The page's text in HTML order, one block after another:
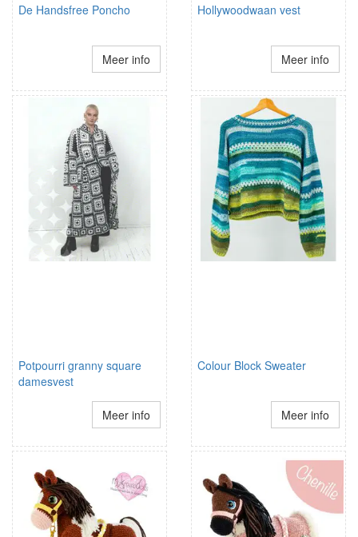
De Handsfree Poncho
Meer info
Hollywoodwaan vest
Meer info
Potpourri granny square
damesvest
Meer info
Colour Block Sweater
Meer info